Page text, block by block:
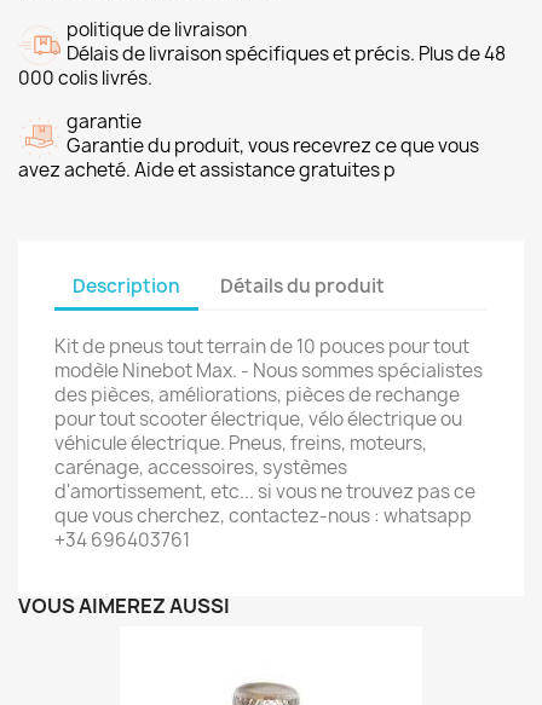
politique de livraison
Délais de livraison spécifiques et précis. Plus de 48
000 colis livrés.
garantie
Garantie du produit, vous recevrez ce que vous
avez acheté. Aide et assistance gratuites p
Description Détails du produit
Kit de pneus tout terrain de 10 pouces pour tout
modèle Ninebot Max. - Nous sommes spécialistes
des pièces, améliorations, pièces de rechange
pour tout scooter électrique, vélo électrique ou
véhicule électrique. Pneus, freins, moteurs,
carénage, accessoires, systèmes
d'amortissement, etc... si vous ne trouvez pas ce
que vous cherchez, contactez-nous : whatsapp
+34 696403761
VOUS AIMEREZ AUSSI